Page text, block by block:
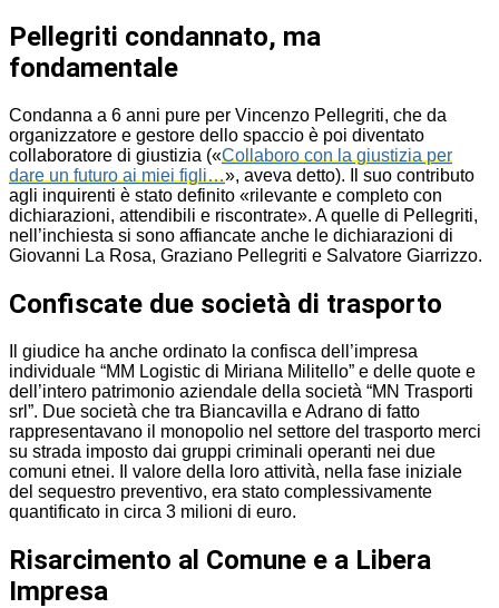
Pellegriti condannato, ma
fondamentale
Condanna a 6 anni pure per Vincenzo Pellegriti, che da
organizzatore e gestore dello spaccio è poi diventato
collaboratore di giustizia («Collaboro con la giustizia per
dare un futuro ai miei figli…», aveva detto). Il suo contributo
agli inquirenti è stato definito «rilevante e completo con
dichiarazioni, attendibili e riscontrate». A quelle di Pellegriti,
nell’inchiesta si sono affiancate anche le dichiarazioni di
Giovanni La Rosa, Graziano Pellegriti e Salvatore Giarrizzo.
Confiscate due società di trasporto
Il giudice ha anche ordinato la confisca dell’impresa
individuale “MM Logistic di Miriana Militello” e delle quote e
dell’intero patrimonio aziendale della società “MN Trasporti
srl”. Due società che tra Biancavilla e Adrano di fatto
rappresentavano il monopolio nel settore del trasporto merci
su strada imposto dai gruppi criminali operanti nei due
comuni etnei. Il valore della loro attività, nella fase iniziale
del sequestro preventivo, era stato complessivamente
quantificato in circa 3 milioni di euro.
Risarcimento al Comune e a Libera
Impresa